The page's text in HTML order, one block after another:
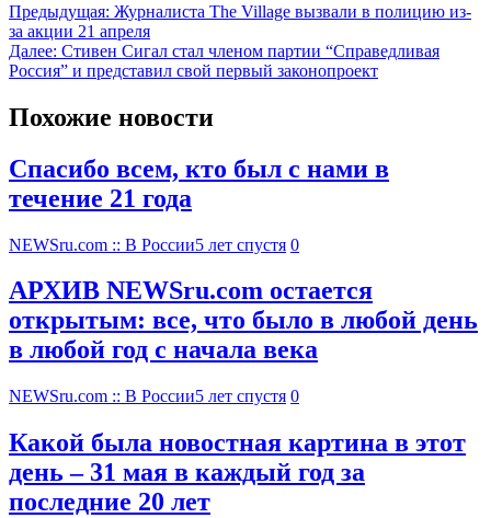
Предыдущая: Журналиста The Village вызвали в полицию из-
за акции 21 апреля
Далее: Стивен Сигал стал членом партии “Справедливая
Россия” и представил свой первый законопроект
Похожие новости
Спасибо всем, кто был с нами в
течение 21 года
NEWSru.com :: В России5 лет спустя 0
АРХИВ NEWSru.com остается
открытым: все, что было в любой день
в любой год с начала века
NEWSru.com :: В России5 лет спустя 0
Какой была новостная картина в этот
день – 31 мая в каждый год за
последние 20 лет